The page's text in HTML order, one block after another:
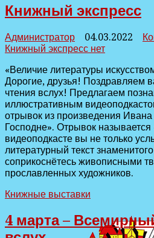
Книжный экспресс
Администратор 04.03.2022
Книжный экспресс нет
«Величие литературы
Дорогие, друзья! Поздравляем
чтения вслух! Предлагаем
иллюстративным
отрывок из произведения
Господне». Отрывок
видеоподкасте вы не только
литературный текст
соприкоснётесь живописными
прославленных художников.
Книжные выставки
4 марта –